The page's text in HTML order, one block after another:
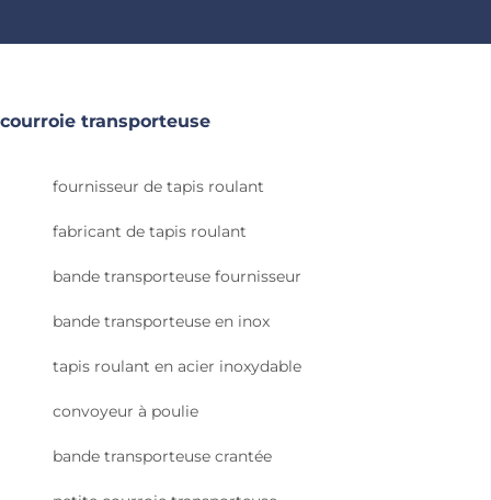
courroie transporteuse
fournisseur de tapis roulant
fabricant de tapis roulant
bande transporteuse fournisseur
bande transporteuse en inox
tapis roulant en acier inoxydable
convoyeur à poulie
bande transporteuse crantée